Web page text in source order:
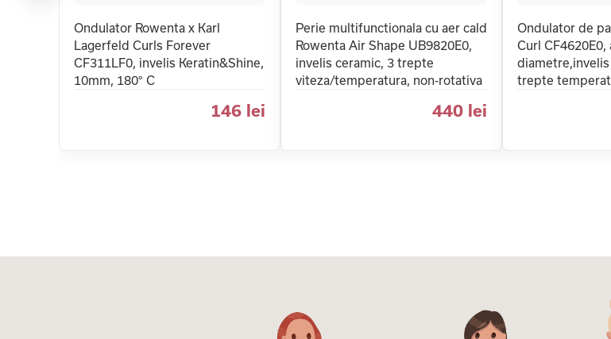
Ondulator Rowenta x Karl
Lagerfeld Curls Forever
CF311LF0, invelis Keratin&Shine,
10mm, 180° C
146 lei
Perie multifunctionala cu aer cald
Rowenta Air Shape UB9820E0,
invelis ceramic, 3 trepte
viteza/temperatura, non-rotativa
440 lei
Ondulator de
Curl
trepte